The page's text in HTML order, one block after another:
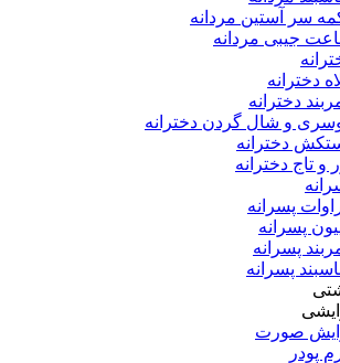
سر آستین مردانه
جیبی مردانه
دخترانه
دخترانه
و شال گردن دخترانه
دخترانه
و تاج دخترانه
پسرانه
پسرانه
پسرانه
پسرانه
صورت
پودر